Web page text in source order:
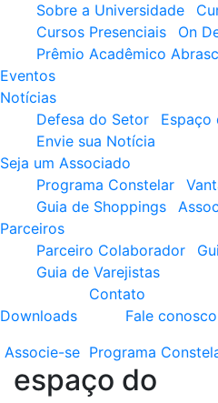
Sobre a Universidade
Cursos Presenciais
On
Prêmio Acadêmico
Eventos
Notícias
Defesa do Setor
Espaço
Envie sua Notícia
Seja um Associado
Programa Constelar
Guia de Shoppings
Parceiros
Parceiro Colaborador
Guia de Varejistas
Downloads
Contato
Fale conosco
Associe-se Programa
espaço do